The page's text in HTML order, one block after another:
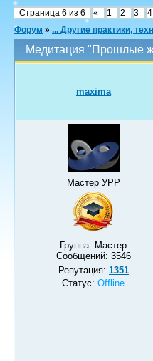
Страница 6 из 6 « 1 2 3 4
Форум » ... Другие практики,
Медитация "Прошлые
maxima
Мастер УРР
Группа: Мастер
Сообщений: 3546
Репутация: 1351
Статус:Offline